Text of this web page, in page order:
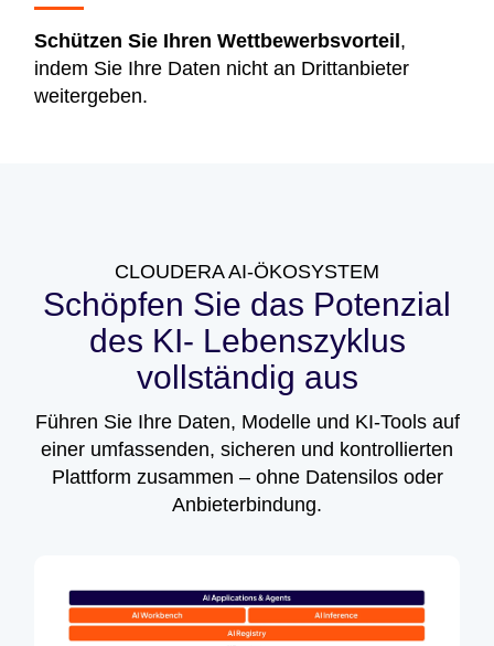
Schützen Sie Ihren Wettbewerbsvorteil ,
indem Sie Ihre Daten nicht an Drittanbieter
weitergeben.
CLOUDERA AI-ÖKOSYSTEM
Schöpfen Sie das Potenzial
des KI- Lebenszyklus
vollständig aus
Führen Sie Ihre Daten, Modelle und KI-Tools auf
einer umfassenden, sicheren und kontrollierten
Plattform zusammen – ohne Datensilos oder
Anbieterbindung.